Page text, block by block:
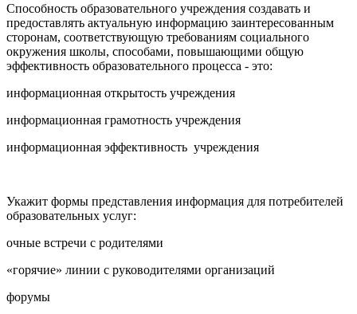
Способность образовательного учреждения создавать и
предоставлять актуальную информацию заинтересованным
сторонам, соответствующую требованиям социального
окружения школы, способами, повышающими общую
эффективность образовательного процесса - это:
информационная открытость учреждения
информационная грамотность учреждения
информационная эффективность учреждения
Укажит формы представления информация для потребителей
образовательных услуг:
очные встречи с родителями
«горячие» линии с руководителями организаций
форумы